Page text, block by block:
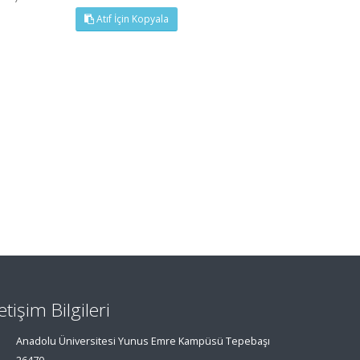
Atıf İçin Kopyala
Bilgileri
Anadolu Üniversitesi Yunus Emre Kampüsü Tepebaşı